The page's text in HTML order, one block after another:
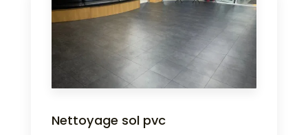
Nettoyage sol pvc